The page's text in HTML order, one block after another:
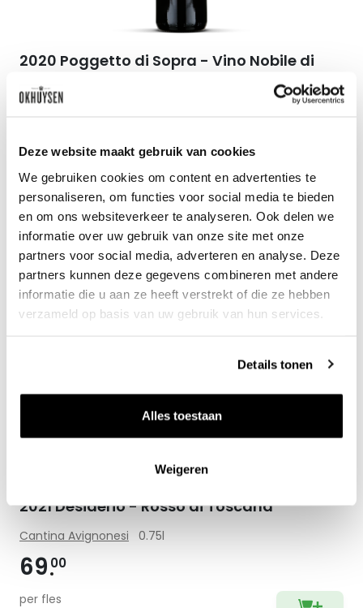
Deze website maakt gebruik van cookies
We gebruiken cookies om content en advertenties te
personaliseren, om functies voor social media te bieden
en om ons websiteverkeer te analyseren. Ook delen we
informatie over uw gebruik van onze site met onze
partners voor social media, adverteren en analyse. Deze
partners kunnen deze gegevens combineren met andere
informatie die u aan ze heeft verstrekt of die ze hebben
verzameld op basis van uw gebruik van hun services.
Details tonen
Alles toestaan
Weigeren
2020 Poggetto di Sopra - Vino Nobile di
Montepulciano
84
per fles
Zet
2021 Desiderio - Rosso di Toscana
Cantina Avignonesi 0.75l
69 00
per fles